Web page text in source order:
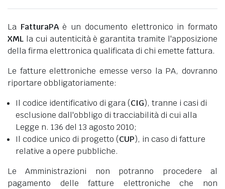
La FatturaPAè un documento elettronico in formato
XML la cui autenticità è garantita tramite l'apposizione
della firma elettronica qualificata di chi emette fattura.
Le fatture elettroniche emesse verso la PA, dovranno
riportare obbligatoriamente:
Il codice identificativo di gara (CIG), tranne i casi di
esclusione dall'obbligo di tracciabilità di cui alla
Legge n. 136 del 13 agosto 2010;
Il codice unico di progetto (CUP), in caso di fatture
relative a opere pubbliche.
Le Amministrazioni non potranno procedere al
pagamento delle fatture elettroniche che non